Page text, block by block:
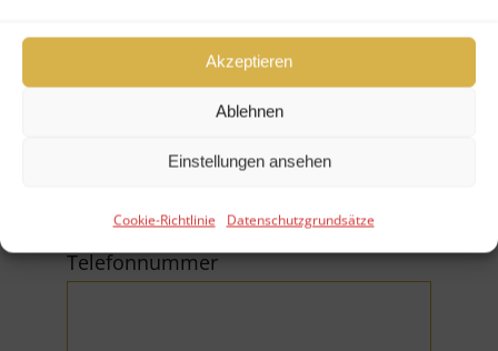
Akzeptieren
Ablehnen
Einstellungen ansehen
Cookie-Richtlinie Datenschutzgrundsätze
E-Mail (*Pflichtfeld)
Telefonnummer